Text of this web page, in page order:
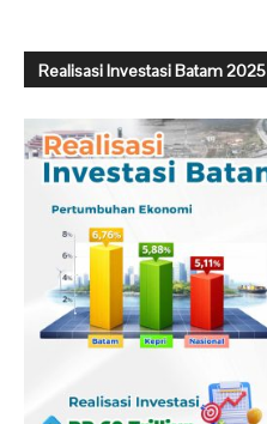
Realisasi Investasi Batam 2025